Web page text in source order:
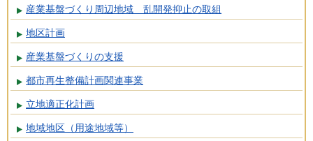
産業基盤づくり周辺地域 乱開発抑止の取組
地区計画
産業基盤づくりの支援
都市再生整備計画関連事業
立地適正化計画
地域地区（用途地域等）